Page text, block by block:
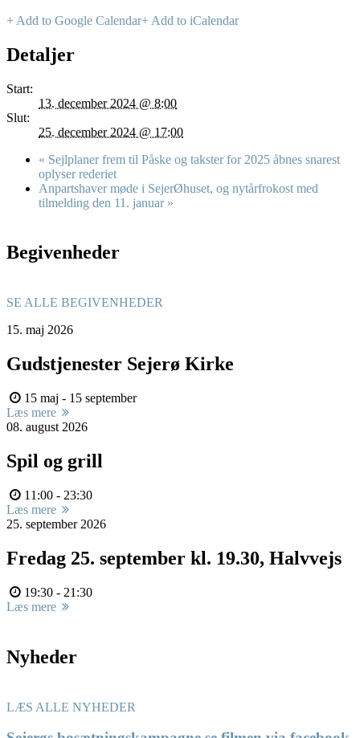
+ Add to Google Calendar+ Add to iCalendar
Detaljer
Start:
13. december 2024 @ 8:00
Slut:
25. december 2024 @ 17:00
« Sejlplaner frem til Påske og takster for 2025 åbnes snarest
oplyser rederiet
Anpartshaver møde i SejerØhuset, og nytårfrokost med
tilmelding den 11. januar »
Begivenheder
SE ALLE BEGIVENHEDER
15. maj 2026
Gudstjenester Sejerø Kirke
15 maj - 15 september
Læs mere
08. august 2026
Spil og grill
11:00 - 23:30
Læs mere
25. september 2026
Fredag 25. september kl. 19.30, Halvvejs
19:30 - 21:30
Læs mere
Nyheder
LÆS ALLE NYHEDER